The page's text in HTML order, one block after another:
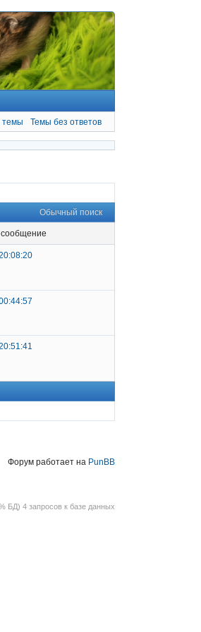
темы Темы без ответов
Обычный поиск
сообщение
Форум работает на PunBB
БД) 4 запросов к базе данных